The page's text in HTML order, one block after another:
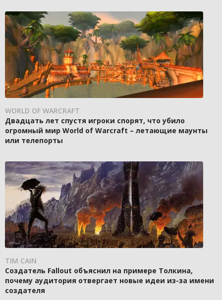
WORLD OF WARCRAFT
Двадцать лет спустя игроки спорят, что убило
огромный мир World of Warcraft – летающие маунты
или телепорты
TIM CAIN
Создатель Fallout объяснил на примере Толкина,
почему аудитория отвергает новые идеи из-за имени
создателя